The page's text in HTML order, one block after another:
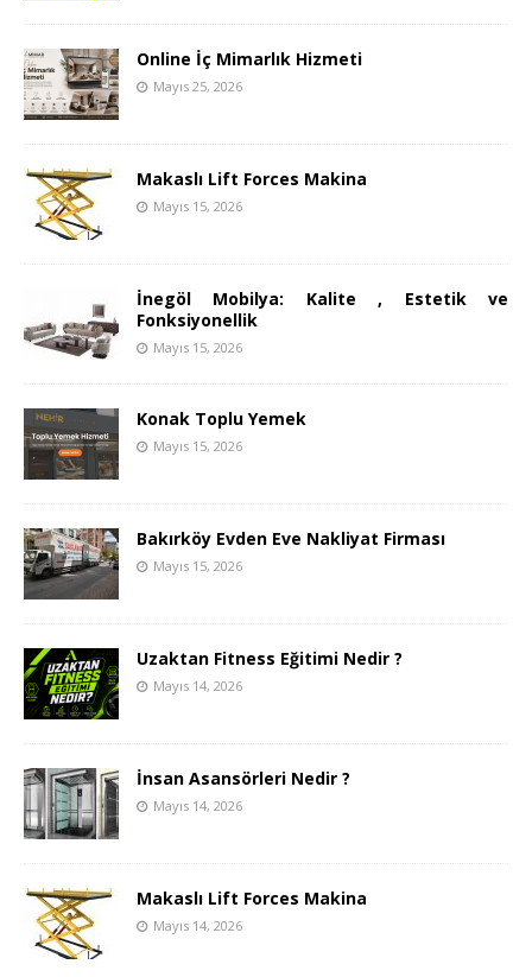
Online İç Mimarlık Hizmeti
Mayıs 25, 2026
Makaslı Lift Forces Makina
Mayıs 15, 2026
İnegöl Mobilya: Kalite , Estetik ve
Fonksiyonellik
Mayıs 15, 2026
Konak Toplu Yemek
Mayıs 15, 2026
Bakırköy Evden Eve Nakliyat Firması
Mayıs 15, 2026
Uzaktan Fitness Eğitimi Nedir ?
Mayıs 14, 2026
İnsan Asansörleri Nedir ?
Mayıs 14, 2026
Makaslı Lift Forces Makina
Mayıs 14, 2026